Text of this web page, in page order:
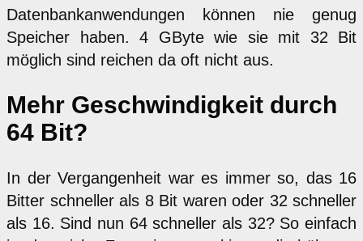
Datenbankanwendungen können nie genug
Speicher haben. 4 GByte wie sie mit 32 Bit
möglich sind reichen da oft nicht aus.
Mehr Geschwindigkeit durch
64 Bit?
In der Vergangenheit war es immer so, das 16
Bitter schneller als 8 Bit waren oder 32 schneller
als 16. Sind nun 64 schneller als 32? So einfach